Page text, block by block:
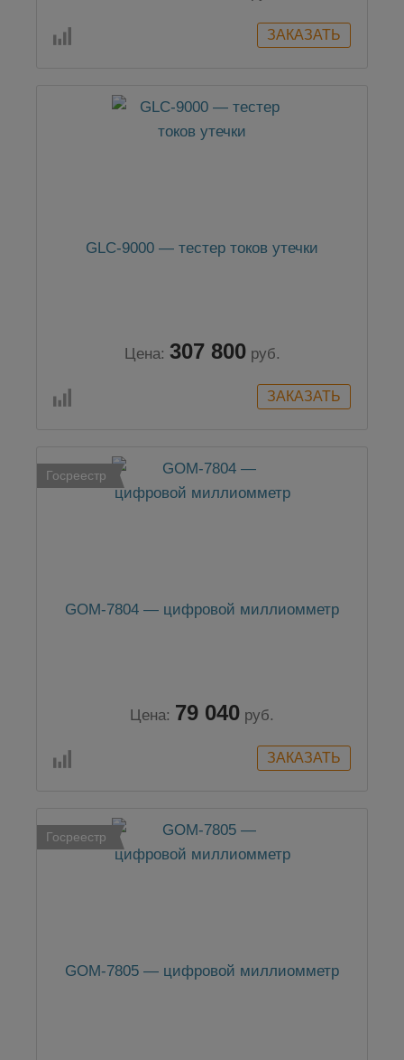
GLC-9000 — тестер токов утечки
Цена: 307 800 руб.
Госреестр
GOM-7804 — цифровой миллиомметр
Цена: 79 040 руб.
Госреестр
GOM-7805 — цифровой миллиомметр